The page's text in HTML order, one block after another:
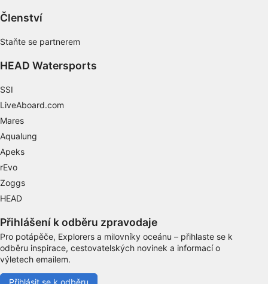
Členství
Staňte se partnerem
HEAD Watersports
SSI
LiveAboard.com
Mares
Aqualung
Apeks
rEvo
Zoggs
HEAD
Přihlášení k odběru zpravodaje
Pro potápěče, Explorers a milovníky oceánu – přihlaste se k
odběru inspirace, cestovatelských novinek a informací o
výletech emailem.
Přihlásit se k odběru
vyžádaných informací
Účely zpracování, které nesouvisejí s IAB:
Funkční